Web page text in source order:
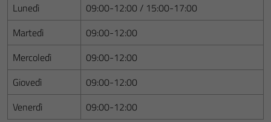
Lunedì
09:00-12:00 / 15:00-17:00
Martedì
09:00-12:00
Mercoledì
09:00-12:00
Giovedì
09:00-12:00
Venerdì
09:00-12:00